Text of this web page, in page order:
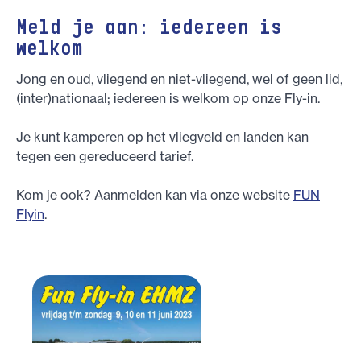
Meld je aan: iedereen is
welkom
Jong en oud, vliegend en niet-vliegend, wel of geen lid,
(inter)nationaal; iedereen is welkom op onze Fly-in.
Je kunt kamperen op het vliegveld en landen kan
tegen een gereduceerd tarief.
Kom je ook? Aanmelden kan via onze website FUN
Flyin.